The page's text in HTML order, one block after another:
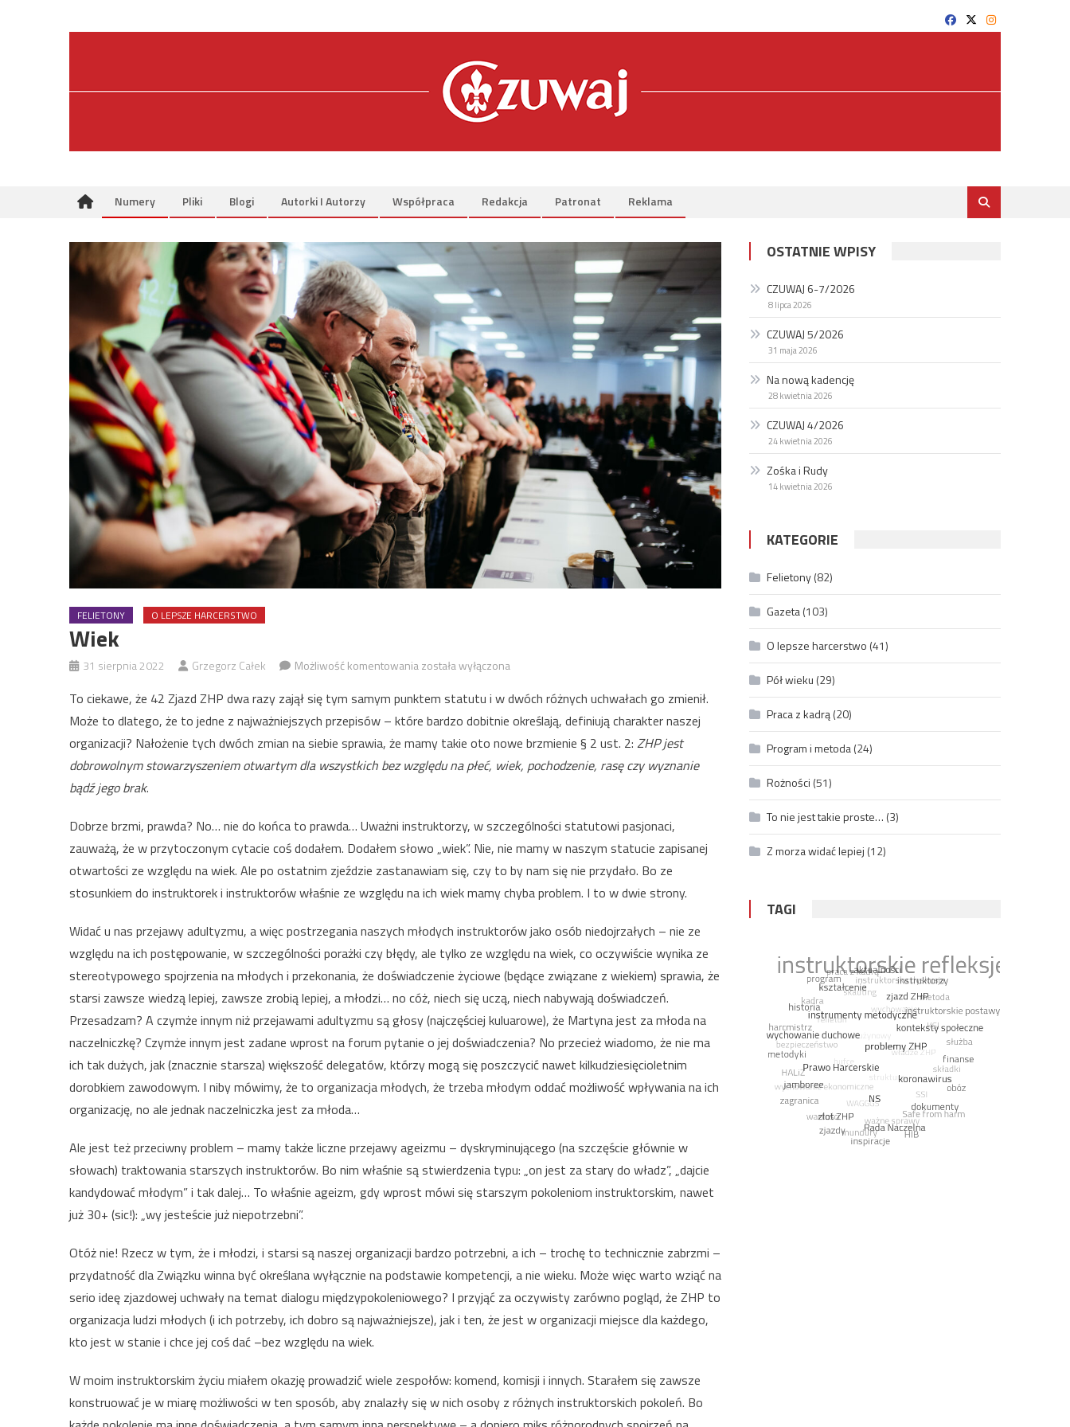
Numery Pliki Blogi Autorki I Autorzy Współpraca Redakcja Patronat Reklama
FELIETONY O LEPSZE HARCERSTWO
Wiek
31 sierpnia 2022 Grzegorz Całek Możliwość komentowaniaWiek
została wyłączona
To ciekawe, że 42 Zjazd ZHP dwa razy zajął się tym samym punktem statutu i w dwóch różnych uchwałach go zmienił.
Może to dlatego, że to jedne z najważniejszych przepisów – które bardzo dobitnie określają, definiują charakter naszej
organizacji? Nałożenie tych dwóch zmian na siebie sprawia, że mamy takie oto nowe brzmienie § 2 ust. 2: ZHP jest
dobrowolnym stowarzyszeniem otwartym dla wszystkich bez względu na płeć, wiek, pochodzenie, rasę czy wyznanie
bądź jego brak.
Dobrze brzmi, prawda? No… nie do końca to prawda… Uważni instruktorzy, w szczególności statutowi pasjonaci,
zauważą, że w przytoczonym cytacie coś dodałem. Dodałem słowo „wiek”. Nie, nie mamy w naszym statucie zapisanej
otwartości ze względu na wiek. Ale po ostatnim zjeździe zastanawiam się, czy to by nam się nie przydało. Bo ze
stosunkiem do instruktorek i instruktorów właśnie ze względu na ich wiek mamy chyba problem. I to w dwie strony.
Widać u nas przejawy adultyzmu, a więc postrzegania naszych młodych instruktorów jako osób niedojrzałych – nie ze
względu na ich postępowanie, w szczególności porażki czy błędy, ale tylko ze względu na wiek, co oczywiście wynika ze
stereotypowego spojrzenia na młodych i przekonania, że doświadczenie życiowe (będące związane z wiekiem) sprawia, że
starsi zawsze wiedzą lepiej, zawsze zrobią lepiej, a młodzi… no cóż, niech się uczą, niech nabywają doświadczeń.
Przesadzam? A czymże innym niż przejawami adultyzmu są głosy (najczęściej kuluarowe), że Martyna jest za młoda na
naczelniczkę? Czymże innym jest zadane wprost na forum pytanie o jej doświadczenia? No przecież wiadomo, że nie ma
ich tak dużych, jak (znacznie starsza) większość delegatów, którzy mogą się poszczycić nawet kilkudziesięcioletnim
dorobkiem zawodowym. I niby mówimy, że to organizacja młodych, że trzeba młodym oddać możliwość wpływania na ich
organizację, no ale jednak naczelniczka jest za młoda…
Ale jest też przeciwny problem – mamy także liczne przejawy ageizmu – dyskryminującego (na szczęście głównie w
słowach) traktowania starszych instruktorów. Bo nim właśnie są stwierdzenia typu: „on jest za stary do władz”, „dajcie
kandydować młodym” i tak dalej… To właśnie ageizm, gdy wprost mówi się starszym pokoleniom instruktorskim, nawet
już 30+ (sic!): „wy jesteście już niepotrzebni”.
Otóż nie! Rzecz w tym, że i młodzi, i starsi są naszej organizacji bardzo potrzebni, a ich – trochę to technicznie zabrzmi –
przydatność dla Związku winna być określana wyłącznie na podstawie kompetencji, a nie wieku. Może więc warto wziąć na
serio ideę zjazdowej uchwały na temat dialogu międzypokoleniowego? I przyjąć za oczywisty zarówno pogląd, że ZHP to
organizacja ludzi młodych (i ich potrzeby, ich dobro są najważniejsze), jak i ten, że jest w organizacji miejsce dla każdego,
kto jest w stanie i chce jej coś dać –bez względu na wiek.
W moim instruktorskim życiu miałem okazję prowadzić wiele zespołów: komend, komisji i innych. Starałem się zawsze
konstruować je w miarę możliwości w ten sposób, aby znalazły się w nich osoby z różnych instruktorskich pokoleń. Bo
OSTATNIE WPISY
CZUWAJ 6-7/2026
8 lipca 2026
CZUWAJ 5/2026
31 maja 2026
Na nową kadencję
28 kwietnia 2026
CZUWAJ 4/2026
24 kwietnia 2026
Zośka i Rudy
14 kwietnia 2026
KATEGORIE
Felietony(82)
Gazeta(103)
O lepsze harcerstwo (41)
Pół wieku (29)
Praca z kadrą(20)
Program i metoda(24)
Rożności (51)
To nie jest takie proste… (3)
Z morza widać lepiej (12)
TAGI